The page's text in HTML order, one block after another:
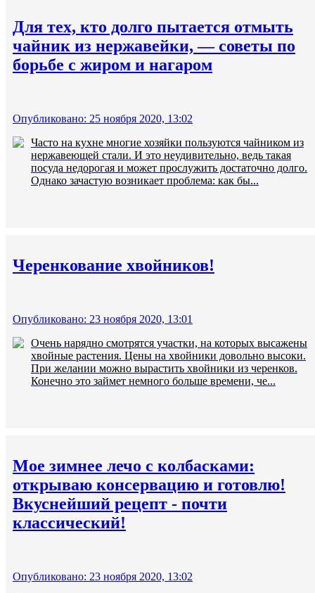
Для тех, кто долго пытается отмыть
чайник из нержавейки, — советы по
борьбе с жиром и нагаром
Опубликовано: 25 ноября 2020, 13:02
Часто на кухне многие хозяйки пользуются чайником из
нержавеющей стали. И это неудивительно, ведь такая
посуда недорогая и может прослужить достаточно долго.
Однако зачастую возникает проблема: как бы...
Черенкование хвойников!
Опубликовано: 23 ноября 2020, 13:01
Очень нарядно смотрятся участки, на которых высажены
хвойные растения. Цены на хвойники довольно высоки.
При желании можно вырастить хвойники из черенков.
Конечно это займет немного больше времени, че...
Мое зимнее лечо с колбасками:
открываю консервацию и готовлю!
Вкуснейший рецепт - почти
классический!
Опубликовано: 23 ноября 2020, 13:02